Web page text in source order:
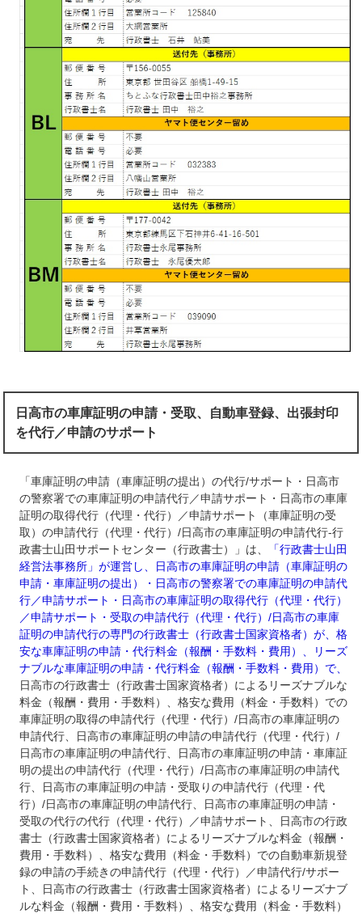
日高市の車庫証明の申請・受取、自動車登録、出張封印
を代行／申請のサポート
「車庫証明の申請（車庫証明の提出）の代行/サポート・日高市
の警察署での車庫証明の申請代行／申請サポート・日高市の車庫
証明の取得代行（代理・代行）／申請サポート（車庫証明の受
取）の申請代行（代理・代行）/日高市の車庫証明の申請代行‐行
政書士山田サポートセンター（行政書士）」は、
「行政書士山田
経営法事務所」が運営し、日高市の車庫証明の申請（車庫証明の
申請・車庫証明の提出）・日高市の警察署での車庫証明の申請代
行／申請サポート・日高市の車庫証明の取得代行（代理・代行）
／申請サポート・受取の申請代行（代理・代行）/日高市の車庫
証明の申請代行の専門の行政書士（行政書士国家資格者）が、格
安な車庫証明の申請・代行料金（報酬・手数料・費用）、リーズ
ナブルな車庫証明の申請・代行料金（報酬・手数料・費用）で、
日高市の行政書士（行政書士国家資格者）によるリーズナブルな
料金（報酬・費用・手数料）、格安な費用（料金・手数料）での
車庫証明の取得の申請代行（代理・代行）/日高市の車庫証明の
申請代行、日高市の車庫証明の申請の申請代行（代理・代行）/
日高市の車庫証明の申請代行、日高市の車庫証明の申請・車庫証
明の提出の申請代行（代理・代行）/日高市の車庫証明の申請代
行、日高市の車庫証明の申請・受取りの申請代行（代理・代
行）/日高市の車庫証明の申請代行、日高市の車庫証明の申請・
受取の代行の代行（代理・代行）／申請サポート、日高市の行政
書士（行政書士国家資格者）によるリーズナブルな料金（報酬・
費用・手数料）、格安な費用（料金・手数料）での自動車新規登
録の申請の手続きの申請代行（代理・代行）／申請代行/サポー
ト、日高市の行政書士（行政書士国家資格者）によるリーズナブ
ルな料金（報酬・費用・手数料）、格安な費用（料金・手数料）